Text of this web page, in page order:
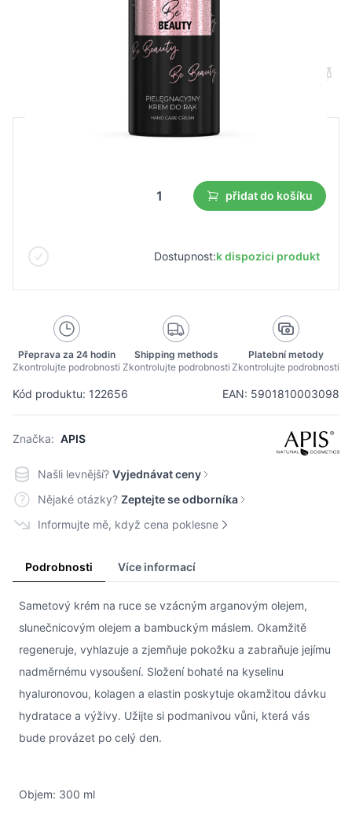
Apis be beauty - výživný krém na ruce
Kód produktu: 122656 EAN: 5901810003098
Značka: APIS
Maloobchodní cena
přidat do košíku
Dostupnost:k dispozici produkt
Přeprava za 24 hodin
Zkontrolujte podrobnosti
Shipping methods
Zkontrolujte podrobnosti
Platební metody
Zkontrolujte podrobnosti
Našli levnější? Vyjednávat ceny
Nějaké otázky? Zeptejte se odborníka
Informujte mě, když cena poklesne
Podrobnosti Více informací
Sametový krém na ruce se vzácným arganovým olejem,
slunečnicovým olejem a bambuckým máslem. Okamžitě
regeneruje, vyhlazuje a zjemňuje pokožku a zabraňuje jejímu
nadměrnému vysoušení. Složení bohaté na kyselinu
hyaluronovou, kolagen a elastin poskytuje okamžitou dávku
hydratace a výživy. Užijte si podmanivou vůni, která vás
bude provázet po celý den.
Objem: 300 ml